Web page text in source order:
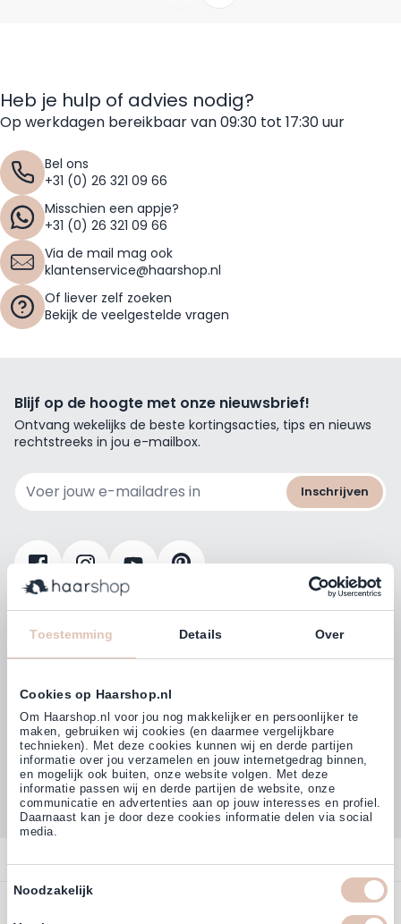
Toestemming Details Over
Cookies op Haarshop.nl
Om Haarshop.nl voor jou nog makkelijker en persoonlijker te
maken, gebruiken wij cookies (en daarmee vergelijkbare
technieken). Met deze cookies kunnen wij en derde partijen
informatie over jou verzamelen en jouw internetgedrag binnen,
en mogelijk ook buiten, onze website volgen. Met deze
informatie passen wij en derde partijen de website, onze
communicatie en advertenties aan op jouw interesses en profiel.
Daarnaast kan je door deze cookies informatie delen via social
media.
Noodzakelijk
Heb je hulp of advies nodig?
Op werkdagen bereikbaar van 09:30 tot 17:30 uur
Bel ons
+31 (0) 26 321 09 66
Misschien een appje?
+31 (0) 26 321 09 66
Via de mail mag ook
klantenservice@haarshop.nl
Of liever zelf zoeken
Bekijk de veelgestelde vragen
Contact
Overzicht
Blijf op de hoogte met onze nieuwsbrief!
Ontvang wekelijks de beste kortingsacties, tips en nieuws
rechtstreeks in jou e-mailbox.
Inschrijven
4,77 (38.000+)